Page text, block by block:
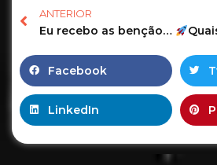
ANTERIOR
Eu recebo as bençãos deste novo dia! Quais as
Facebook
LinkedIn